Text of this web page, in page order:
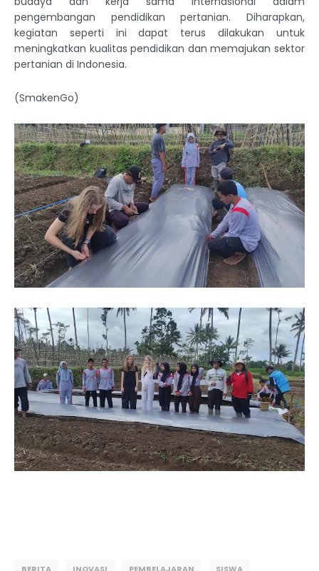
pengembangan pendidikan pertanian. Diharapkan,
kegiatan seperti ini dapat terus dilakukan untuk
meningkatkan kualitas pendidikan dan memajukan sektor
pertanian di Indonesia.
(SmakenGo)